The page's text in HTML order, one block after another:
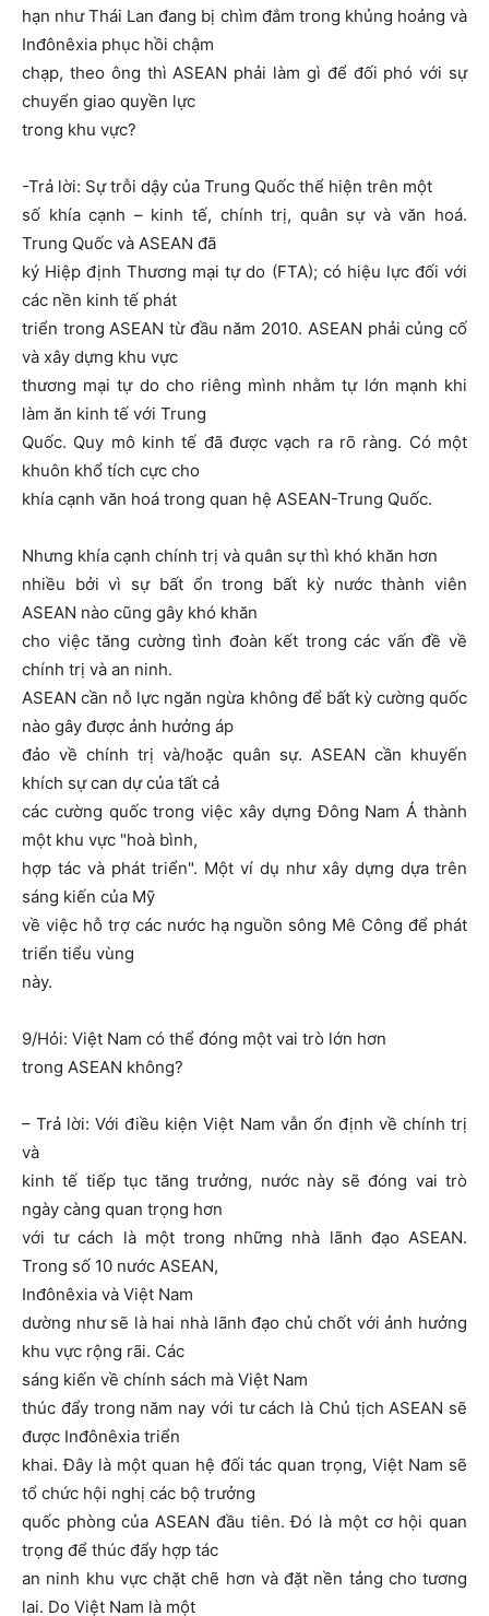
hạn như Thái Lan đang bị chìm đắm trong khủng hoảng và
Inđônêxia phục hồi chậm
chạp, theo ông thì ASEAN phải làm gì để đối phó với sự
chuyển giao quyền lực
trong khu vực?
-Trả lời: Sự trỗi dậy của Trung Quốc thể hiện trên một
số khía cạnh – kinh tế, chính trị, quân sự và văn hoá.
Trung Quốc và ASEAN đã
ký Hiệp định Thương mại tự do (FTA); có hiệu lực đối với
các nền kinh tế phát
triển trong ASEAN từ đầu năm 2010. ASEAN phải củng cố
và xây dựng khu vực
thương mại tự do cho riêng mình nhằm tự lớn mạnh khi
làm ăn kinh tế với Trung
Quốc. Quy mô kinh tế đã được vạch ra rõ ràng. Có một
khuôn khổ tích cực cho
khía cạnh văn hoá trong quan hệ ASEAN-Trung Quốc.
Nhưng khía cạnh chính trị và quân sự thì khó khăn hơn
nhiều bởi vì sự bất ổn trong bất kỳ nước thành viên
ASEAN nào cũng gây khó khăn
cho việc tăng cường tình đoàn kết trong các vấn đề về
chính trị và an ninh.
ASEAN cần nỗ lực ngăn ngừa không để bất kỳ cường quốc
nào gây được ảnh hưởng áp
đảo về chính trị và/hoặc quân sự. ASEAN cần khuyến
khích sự can dự của tất cả
các cường quốc trong việc xây dựng Đông Nam Á thành
một khu vực "hoà bình,
hợp tác và phát triển". Một ví dụ như xây dựng dựa trên
sáng kiến của Mỹ
về việc hỗ trợ các nước hạ nguồn sông Mê Công để phát
triển tiểu vùng
này.
9/Hỏi: Việt Nam có thể đóng một vai trò lớn hơn
trong ASEAN không?
– Trả lời: Với điều kiện Việt Nam vẫn ổn định về chính trị
và
kinh tế tiếp tục tăng trưởng, nước này sẽ đóng vai trò
ngày càng quan trọng hơn
với tư cách là một trong những nhà lãnh đạo ASEAN.
Trong số 10 nước ASEAN,
Inđônêxia và Việt Nam
dường như sẽ là hai nhà lãnh đạo chủ chốt với ảnh hưởng
khu vực rộng rãi. Các
sáng kiến về chính sách mà Việt Nam
thúc đẩy trong năm nay với tư cách là Chủ tịch ASEAN sẽ
được Inđônêxia triển
khai. Đây là một quan hệ đối tác quan trọng, Việt Nam sẽ
tổ chức hội nghị các bộ trưởng
quốc phòng của ASEAN đầu tiên. Đó là một cơ hội quan
trọng để thúc đẩy hợp tác
an ninh khu vực chặt chẽ hơn và đặt nền tảng cho tương
lai. Do Việt Nam là một